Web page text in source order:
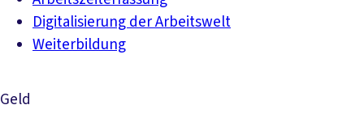
Digitalisierung der Arbeitswelt
Weiterbildung
Geld